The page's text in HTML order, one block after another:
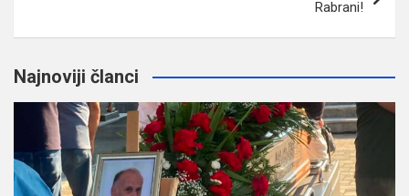
Rabrani!
Najnoviji članci